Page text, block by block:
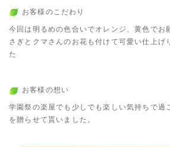
お客様のこだわり
今回は明るめの色合いでオレンジ、黄色でお
さぎとクマさんのお花も付けて可愛い仕上げ
た
お客様の想い
学園祭の楽屋でも少しでも楽しい気持ちで過
を贈らせて貰いました。